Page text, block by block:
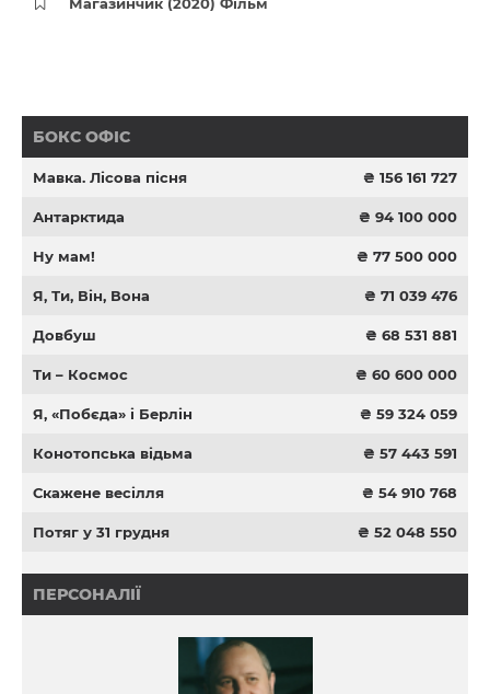
БОКС ОФІС
Мавка. Лісова пісня ₴ 156 161 727
Антарктида ₴ 94 100 000
Ну мам! ₴ 77 500 000
Я, Ти, Він, Вона ₴ 71 039 476
Довбуш ₴ 68 531 881
Ти – Космос ₴ 60 600 000
Я, «Побєда» і Берлін ₴ 59 324 059
Конотопська відьма ₴ 57 443 591
Скажене весілля ₴ 54 910 768
Потяг у 31 грудня ₴ 52 048 550
ПЕРСОНАЛІЇ